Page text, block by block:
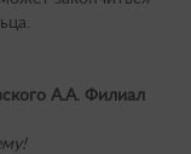
А.А. Филиал